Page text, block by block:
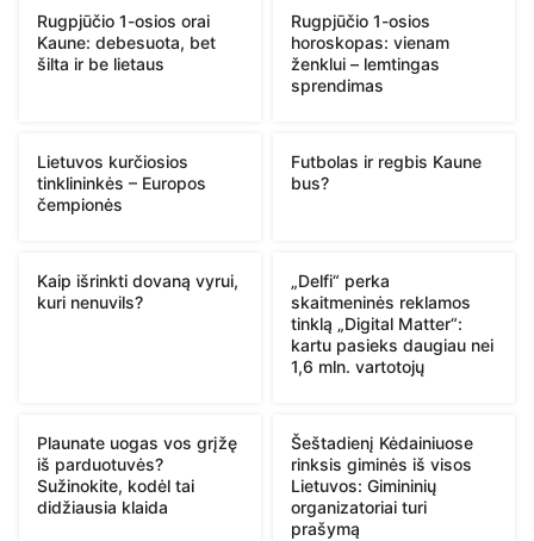
Rugpjūčio 1-osios orai
Kaune: debesuota, bet
šilta ir be lietaus
Rugpjūčio 1-osios
horoskopas: vienam
ženklui – lemtingas
sprendimas
Lietuvos kurčiosios
tinklininkės – Europos
čempionės
Futbolas ir regbis Kaune
bus?
Kaip išrinkti dovaną vyrui,
kuri nenuvils?
„Delfi“ perka
skaitmeninės reklamos
tinklą „Digital Matter“:
kartu pasieks daugiau nei
1,6 mln. vartotojų
Plaunate uogas vos grįžę
iš parduotuvės?
Sužinokite, kodėl tai
didžiausia klaida
Šeštadienį Kėdainiuose
rinksis giminės iš visos
Lietuvos: Gimininių
organizatoriai turi
prašymą